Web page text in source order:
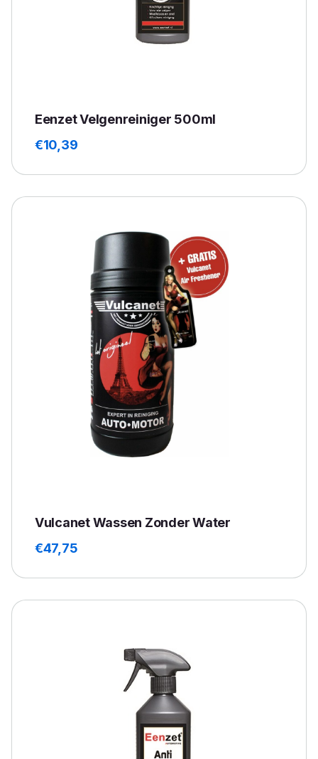
Eenzet Velgenreiniger 500ml
€10,39
Vulcanet Wassen Zonder Water
€47,75